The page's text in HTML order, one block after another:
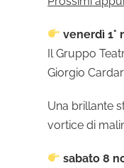
venerdì 1°
Il Gruppo
Giorgio
Una brillante
vortice di
sabato 8